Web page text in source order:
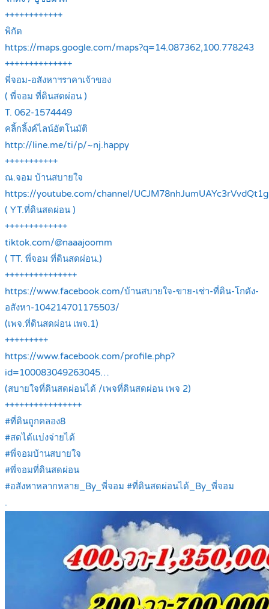
++++++++++++
พิกัด
https://maps.google.com/maps?q=14.087362,100.778243
++++++++++++++
พี่จอม-อสังหาฯราคาเจ้าของ
( พี่จอม ที่ดินสดผ่อน )
T. 062-1574449
คลิ้กลิ้งค์ไลน์อัตโนมัติ
http://line.me/ti/p/~nj.happy
+++++++++++
ณ.จอม บ้านสบายใจ
https://youtube.com/channel/UCJM78nhJumUAYc3rVvdQt1g
( YT.ที่ดินสดผ่อน )
+++++++++++++
tiktok.com/@naaajoomm
( TT. พี่จอม ที่ดินสดผ่อน.)
+++++++++++++++
https://www.facebook.com/บ้านสบายใจ-ขาย-เช่า-ที่ดิน-โกดัง-
อสังหา-104214701175503/
(เพจ.ที่ดินสดผ่อน เพจ.1)
+++++++++
https://www.facebook.com/profile.php?
id=100083049263045…
(สบายใจที่ดินสดผ่อนได้ /เพจที่ดินสดผ่อน เพจ 2)
++++++++++++++++
#ที่ดินถูกคลอง8
#สดได้แบ่งจ่ายได้
#พี่จอมบ้านสบายใจ
#พี่จอมที่ดินสดผ่อน
#อสังหาหลากหลาย_By_พี่จอม #ที่ดินสดผ่อนได้_By_พี่จอม
.